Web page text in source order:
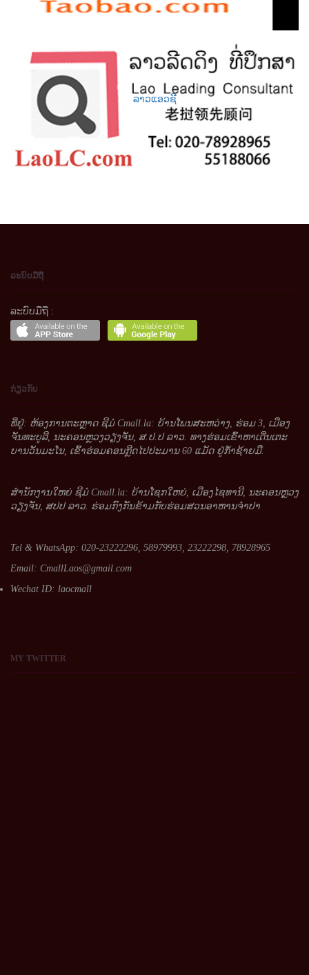
ລາວແອວຊີ
ລະບົບມືຖື
ລະບົບມືຖື :
ກ່ຽວກັບ
ທີ່ຢູ່: ຫ້ອງການຕະຫຼາດ ຊີມໍ Cmall.la: ບ້ານໂພນສະຫວ່າງ, ຮ່ອມ 3, ເມືອງ
ຈັນທະບູລີ, ນະຄອນຫຼວງວຽງຈັນ, ສ.ປ.ປ ລາວ. ທາງຮ່ອມເຂົ້າຫາເດີ່ນເຕະ
ບານວັນມະໂນ, ເຂົ້າຮ່ອມຄອນກຼີດໄປປະມານ 60 ແມັດ ຢູ່ກໍ້າຊ້າຍມື.
ສໍານັກງານໃຫຍ່ ຊີມໍ Cmall.la: ບ້ານໂຊກໃຫຍ່, ເມືອງໄຊທານີ, ນະຄອນຫຼວງ
ວຽງຈັນ, ສປປ ລາວ. ຮ່ອມກົງກັນຂ້າມກັບຮ່ອມສວນອາຫານຈໍາປາ
Tel & WhatsApp: 020-23222296, 58979993, 23222298, 78928965
Email: CmallLaos@gmail.com
Wechat ID: laocmall
MY TWITTER